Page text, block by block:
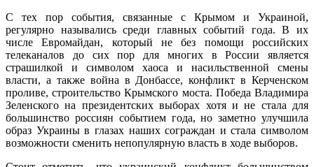
С тех пор события, связанные с Крымом и Украиной,
регулярно назывались среди главных событий года. В их
числе Евромайдан, который не без помощи российских
телеканалов до сих пор для многих в России является
страшилкой и символом хаоса и насильственной смены
власти, а также война в Донбассе, конфликт в Керченском
проливе, строительство Крымского моста. Победа Владимира
Зеленского на президентских выборах хотя и не стала для
большинство россиян событием года, но заметно улучшила
образ Украины в глазах наших сограждан и стала символом
возможности сменить непопулярную власть в ходе выборов.